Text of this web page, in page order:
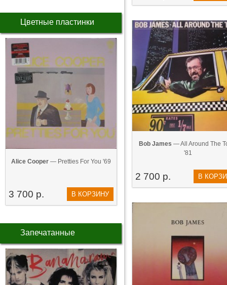
Цветные пластинки
Alice Cooper — Pretties For You '69
3 700 р. В КОРЗИНУ
Запечатанные
Bob James — All Around The
'81
2 700 р. В